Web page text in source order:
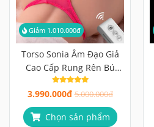
Giảm 1.010.000đ
Torso Sonia Âm Đạo Giả
Cao Cấp Rung Rên Bú
Điều Khiển Từ Xa
3.990.000đ 5.000.000đ
Chọn sản phẩm